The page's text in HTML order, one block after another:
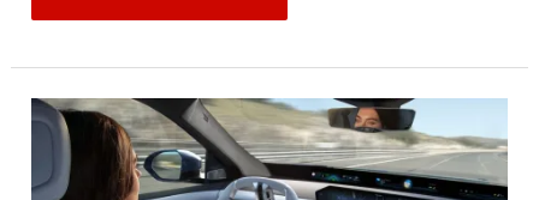
BMW
přitvrzuje
v
„autonomní“
jízdě.